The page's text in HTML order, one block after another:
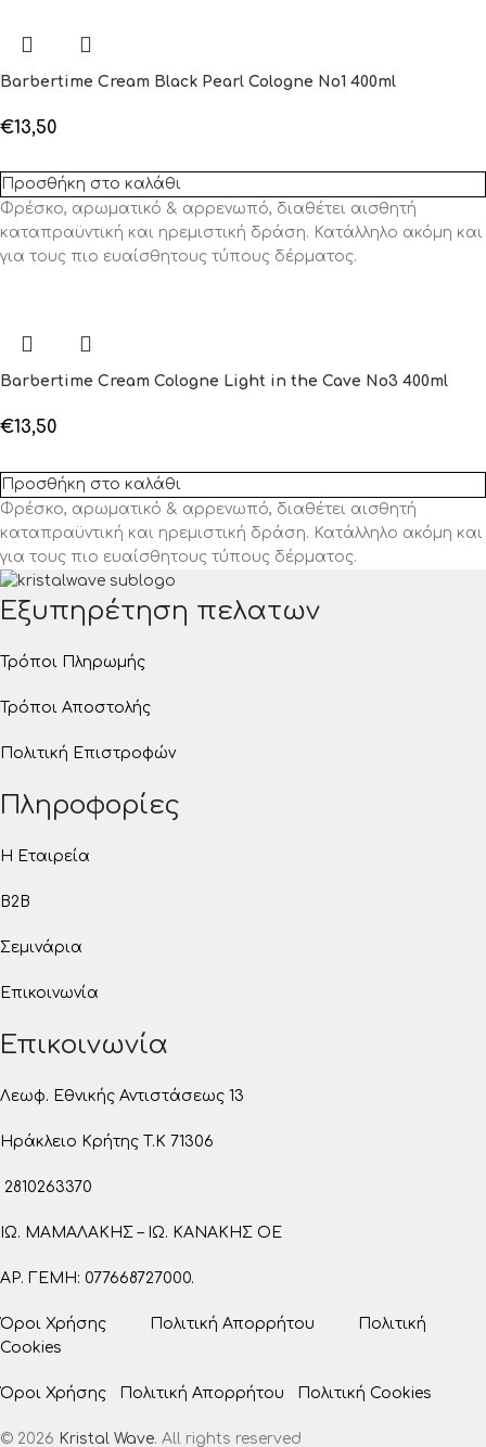
Barbertime Cream Black Pearl Cologne No1 400ml
€13,50
Προσθήκη στο καλάθι
Φρέσκο, αρωματικό & αρρενωπό, διαθέτει αισθητή
καταπραϋντική και ηρεμιστική δράση. Κατάλληλο ακόμη και
για τους πιο ευαίσθητους τύπους δέρματος.
Barbertime Cream Cologne Light in the Cave No3 400ml
€13,50
Προσθήκη στο καλάθι
Φρέσκο, αρωματικό & αρρενωπό, διαθέτει αισθητή
καταπραϋντική και ηρεμιστική δράση. Κατάλληλο ακόμη και
για τους πιο ευαίσθητους τύπους δέρματος.
Εξυπηρέτηση πελατων
Τρόποι Πληρωμής
Τρόποι Αποστολής
Πολιτική Επιστροφών
Πληροφορίες
Η Εταιρεία
B2B
Σεμινάρια
Επικοινωνία
Επικοινωνία
Λεωφ. Εθνικής Αντιστάσεως 13
Ηράκλειο Κρήτης T.K 71306
2810263370
ΙΩ. ΜΑΜΑΛΑΚΗΣ – ΙΩ. ΚΑΝΑΚΗΣ ΟΕ
ΑΡ. ΓΕΜΗ: 077668727000.
Όροι Χρήσης Πολιτική Απορρήτου Πολιτική
Cookies
Όροι Χρήσης Πολιτική Απορρήτου Πολιτική Cookies
© 2026 Kristal Wave. All rights reserved